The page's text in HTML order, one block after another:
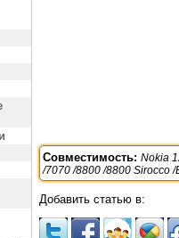
Совместимость: Nokia
/7070 /8800 /8800 Sirocco
Добавить статью в: